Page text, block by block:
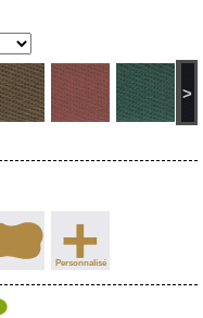
>
+
Personnalisé